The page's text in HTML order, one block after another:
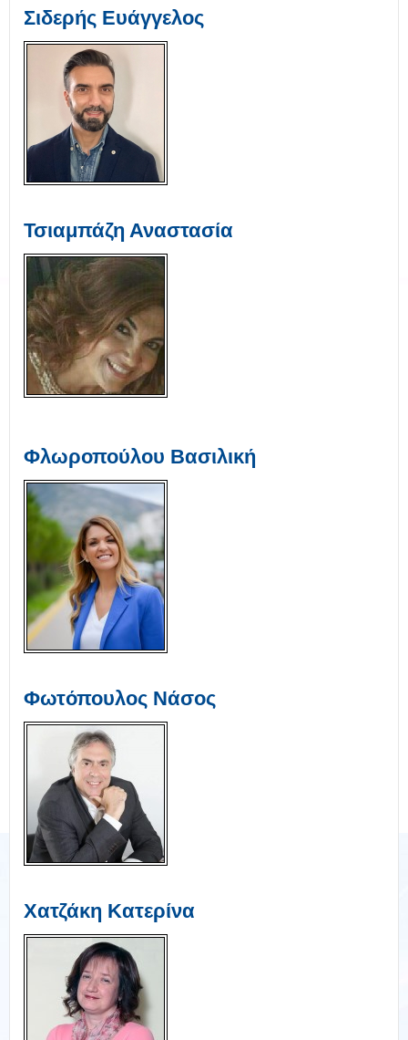
Σιδερής Ευάγγελος
Τσιαμπάζη Αναστασία
Φλωροπούλου Βασιλική
Φωτόπουλος Νάσος
Χατζάκη Κατερίνα